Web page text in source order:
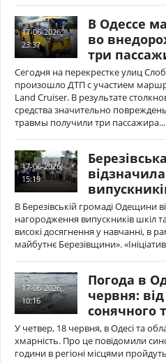
17-06-2026,
23:37
В Одессе
во
три
Сегодня на перекрестке улиц
произошло ДТП с участием
Land Cruiser. В результате
средства значительно
травмы получили три
17-06-2026,
15:19
В Березівській громаді Одещини
нагородження випускників шкіл
високі досягнення у навчанні, в
майбутнє Березівщини».
17-06-2026,
10:16
Погода в
червня:
сонячного
У четвер, 18 червня, в Одесі та
хмарність. Про це повідомили
години в регіоні місцями